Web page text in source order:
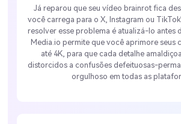
Já reparou que seu vídeo brainrot fica
você carrega para o X, Instagram ou
resolver esse problema é atualizá-lo antes
Media.io permite que você aprimore seus
até 4K, para que cada detalhe
distorcidos a confusões defeituosas-
orgulhoso em todas as